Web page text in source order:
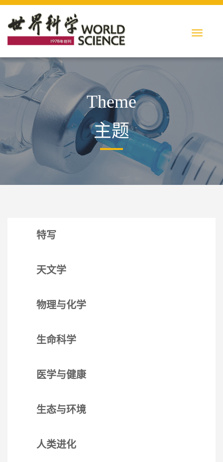
Theme
主题
特写
天文学
物理与化学
生命科学
医学与健康
生态与环境
人类进化